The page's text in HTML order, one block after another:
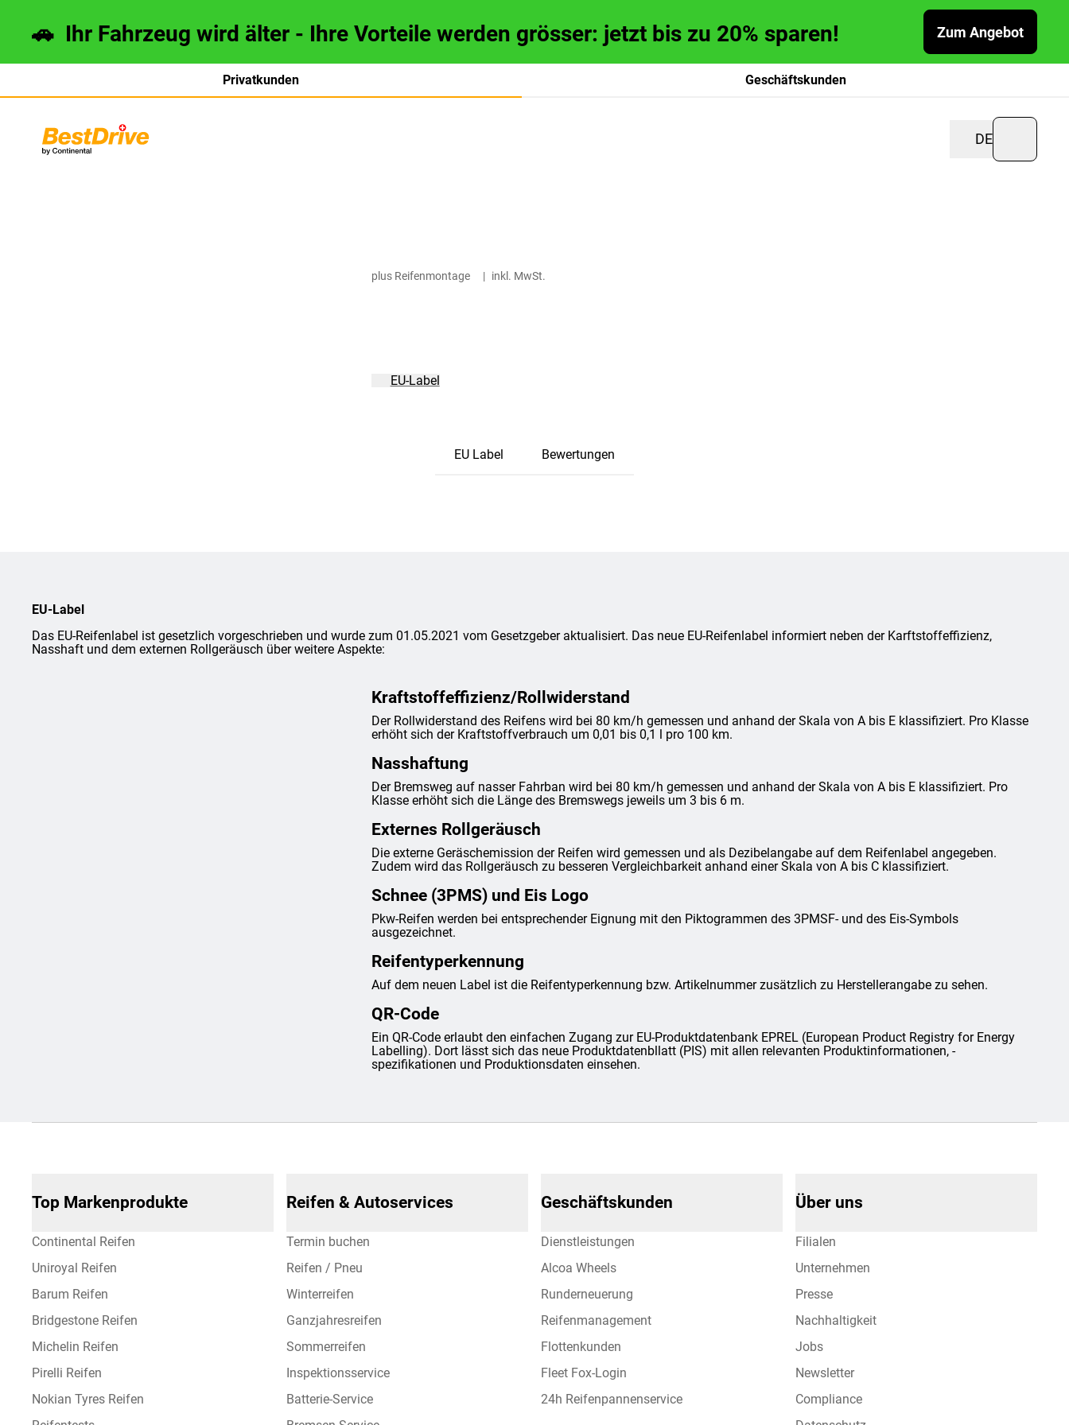
🚗 Ihr Fahrzeug wird älter - Ihre Vorteile werden grösser: jetzt bis zu 20% sparen! Zum Angebot
Privatkunden Geschäftskunden
DE
français
plus Reifenmontage | inkl. MwSt.
EU-Label
EU Label Bewertungen
EU-Label
Das EU-Reifenlabel ist gesetzlich vorgeschrieben und wurde zum 01.05.2021 vom Gesetzgeber aktualisiert. Das neue EU-Reifenlabel informiert neben der Karftstoffeffizienz,
Nasshaft und dem externen Rollgeräusch über weitere Aspekte:
Kraftstoffeffizienz/Rollwiderstand
Der Rollwiderstand des Reifens wird bei 80 km/h gemessen und anhand der Skala von A bis E klassifiziert. Pro Klasse
erhöht sich der Kraftstoffverbrauch um 0,01 bis 0,1 l pro 100 km.
Nasshaftung
Der Bremsweg auf nasser Fahrban wird bei 80 km/h gemessen und anhand der Skala von A bis E klassifiziert. Pro
Klasse erhöht sich die Länge des Bremswegs jeweils um 3 bis 6 m.
Externes Rollgeräusch
Die externe Geräschemission der Reifen wird gemessen und als Dezibelangabe auf dem Reifenlabel angegeben.
Zudem wird das Rollgeräusch zu besseren Vergleichbarkeit anhand einer Skala von A bis C klassifiziert.
Schnee (3PMS) und Eis Logo
Pkw-Reifen werden bei entsprechender Eignung mit den Piktogrammen des 3PMSF- und des Eis-Symbols
ausgezeichnet.
Reifentyperkennung
Auf dem neuen Label ist die Reifentyperkennung bzw. Artikelnummer zusätzlich zu Herstellerangabe zu sehen.
QR-Code
Ein QR-Code erlaubt den einfachen Zugang zur EU-Produktdatenbank EPREL (European Product Registry for Energy
Labelling). Dort lässt sich das neue Produktdatenbllatt (PIS) mit allen relevanten Produktinformationen, -
spezifikationen und Produktionsdaten einsehen.
Top Markenprodukte
Continental Reifen
Uniroyal Reifen
Barum Reifen
Bridgestone Reifen
Michelin Reifen
Pirelli Reifen
Nokian Tyres Reifen
Reifen & Autoservices
Termin buchen
Reifen / Pneu
Winterreifen
Ganzjahresreifen
Sommerreifen
Inspektionsservice
Batterie-Service
Geschäftskunden
Dienstleistungen
Alcoa Wheels
Runderneuerung
Reifenmanagement
Flottenkunden
Fleet Fox-Login
24h Reifenpannenservice
Über uns
Filialen
Unternehmen
Presse
Nachhaltigkeit
Jobs
Newsletter
Compliance